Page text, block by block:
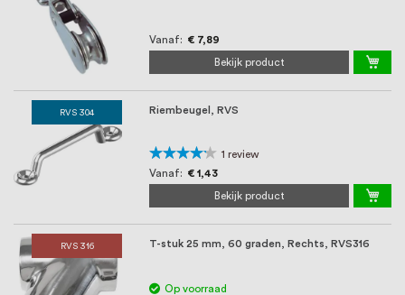
Vanaf € 7,89
Bekijk product
RVS 304 Riembeugel, RVS
Waardering:
80%
1 review
Vanaf
€ 1,43
Bekijk product
RVS 316 T-stuk 25 mm, 60 graden, Rechts, RVS316
Op voorraad